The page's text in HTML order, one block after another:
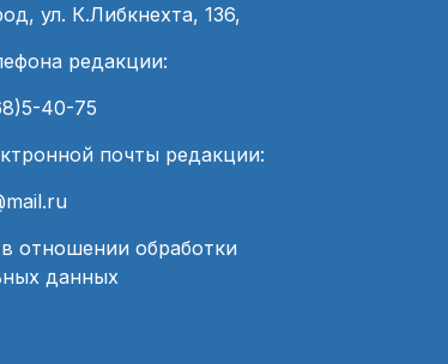
ул. К.Либкнехта, 136,
редакции:
40-75
почты редакции:
отношении обработки
данных